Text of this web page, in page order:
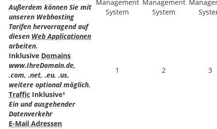
Außerdem können Sie mit
unseren Webhosting
Tarifen hervorragend auf
diesen Web Applicationen
arbeiten.
Inklusive Domains
www.IhreDomain.de,
.com, .net, .eu, .us,
weitere optional möglich.
1 2 3
Traffic Inklusive¹
Ein und ausgehender
Datenverkehr
E-Mail Adressen